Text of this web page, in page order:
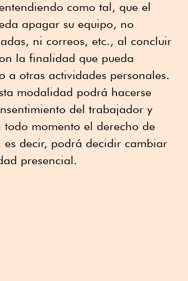
como tal, que el
apagar su equipo, no
ni correos, etc., al concluir
la finalidad que pueda
a otras actividades personales.
modalidad podrá hacerse
del trabajador y
todo momento el derecho de
es decir, podrá decidir cambiar
presencial.